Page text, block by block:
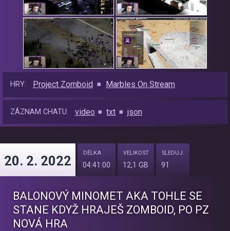
HRY: Project Zomboid Marbles On Stream
ZÁZNAM CHATU: video txt json
20. 2. 2022
DÉLKA
04:41:00
VELIKOST
12,1 GB
SLEDUJ.
91
BALONOVÝ MINOMET AKA TOHLE SE
STANE KDYŽ HRAJEŠ ZOMBOID, PO PZ
NOVÁ HRA